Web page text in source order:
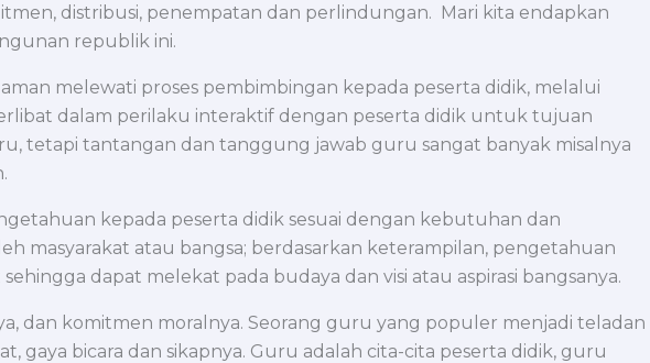
distribusi, penempatan dan perlindungan. Mari kita endapkan
republik ini.
melewati proses pembimbingan kepada peserta didik, melalui
dalam perilaku interaktif dengan peserta didik untuk tujuan
tetapi tantangan dan tanggung jawab guru sangat banyak misalnya
kepada peserta didik sesuai dengan kebutuhan dan
masyarakat atau bangsa; berdasarkan keterampilan, pengetahuan
dapat melekat pada budaya dan visi atau aspirasi bangsanya.
dan komitmen moralnya. Seorang guru yang populer menjadi teladan
gaya bicara dan sikapnya. Guru adalah cita-cita peserta didik, guru